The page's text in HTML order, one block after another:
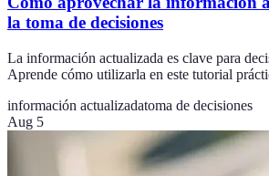
la toma de decisiones
La información actualizada es clave para
Aprende cómo utilizarla en este tutorial
información actualizadatoma de decisiones
Aug 5